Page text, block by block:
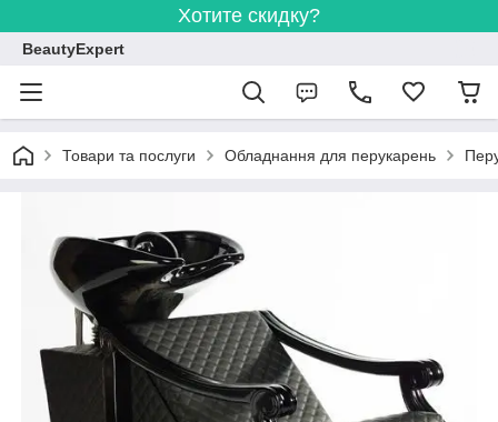
Хотите скидку?
BeautyExpert
Товари та послуги Обладнання для перукарень